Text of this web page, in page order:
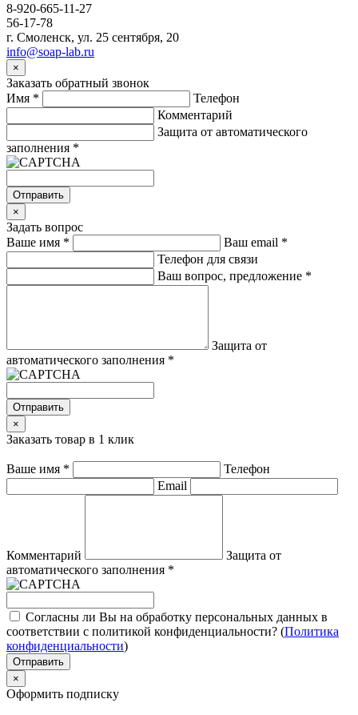
8-920-665-11-27
56-17-78
г. Смоленск, ул. 25 сентября, 20
info@soap-lab.ru
×
Заказать обратный звонок
Имя *
Телефон
Комментарий
Защита от автоматического
заполнения *
Отправить
×
Задать вопрос
Ваше имя * Ваш email *
Телефон для связи
Ваш вопрос, предложение *
Защита от
автоматического заполнения *
Отправить
×
Заказать товар в 1 клик
Ваше имя *
Телефон
Email
Комментарий
Защита от
автоматического заполнения *
Согласны ли Вы на обработку персональных данных в
соответствии с политикой конфиденциальности? (Политика
конфиденциальности)
Отправить
×
Оформить подписку